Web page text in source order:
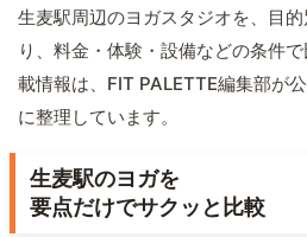
生麦駅周辺のヨガスタジオを、目
り、料金・体験・設備などの条件
載情報は、FIT PALETTE編集部が
に整理しています。
生麦駅のヨガを
要点だけでサクッと比較